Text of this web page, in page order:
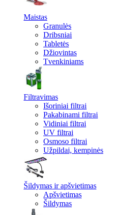
Maistas
Granulės
Dribsniai
Tabletės
Džiovintas
Tvenkiniams
Filtravimas
Išoriniai filtrai
Pakabinami filtrai
Vidiniai filtrai
UV filtrai
Osmoso filtrai
Užpildai, kempinės
Šildymas ir apšvietimas
Apšvietimas
Šildymas